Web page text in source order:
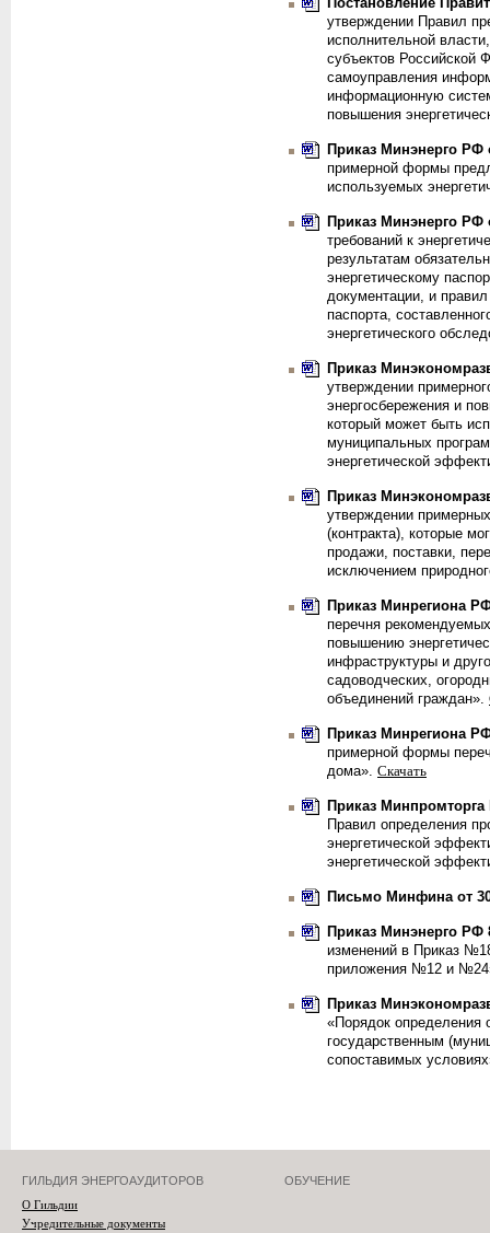
Постановление
утверждении Правил
исполнительной
субъектов Российской
самоуправления
информационную
повышения
Приказ Минэнерго РФ
примерной формы
используемых
Приказ Минэнерго РФ
требований к
результатам
энергетическому
документации, и правил
паспорта,
энергетического
Приказ
утверждении
энергосбережения и
который может быть
муниципальных
энергетической
Приказ
утверждении
(контракта), которые
продажи, поставки,
исключением
Приказ Минрегиона
перечня
повышению
инфраструктуры и
садоводческих,
объединений граждан».
Приказ Минрегиона
примерной формы
дома». Скачать
Приказ Минпромторга
Правил определения
энергетической
энергетической
Письмо Минфина от 30
Приказ Минэнерго РФ
изменений в Приказ
приложения №12 и
Приказ
«Порядок определения
государственным
сопоставимых
ГИЛЬДИЯ ЭНЕРГОАУДИТОРОВ
О Гильдии
Учредительные документы
ОБУЧЕНИЕ